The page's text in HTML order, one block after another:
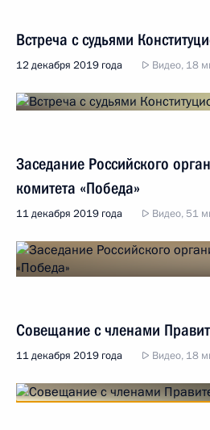
Встреча с судьями
12 декабря 2019 года Видео, 18
Заседание Российского
комитета «Победа»
11 декабря 2019 года Видео, 51
Совещание с членами
11 декабря 2019 года Видео, 18